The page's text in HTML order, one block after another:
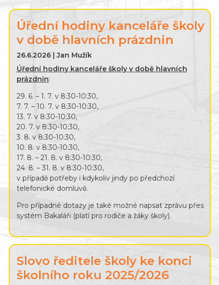
Úřední hodiny kanceláře školy
v době hlavních prázdnin
26.6.2026 | Jan Mužík
Úřední hodiny kanceláře školy v době hlavních
prázdnin:
29. 6. – 1. 7. v 8:30-10:30,
7. 7. – 10. 7. v 8:30-10:30,
13. 7. v 8:30-10:30,
20. 7. v 8:30-10:30,
3. 8. v 8:30-10:30,
10. 8. v 8:30-10:30,
17. 8. – 21. 8. v 8:30-10:30,
24. 8. – 31. 8. v 8:30-10:30,
v případě potřeby i kdykoliv jindy po předchozí
telefonické domluvě.
Pro případné dotazy je také možné napsat zprávu přes
systém Bakaláři (platí pro rodiče a žáky školy).
Slovo ředitele školy ke konci
školního roku 2025/2026